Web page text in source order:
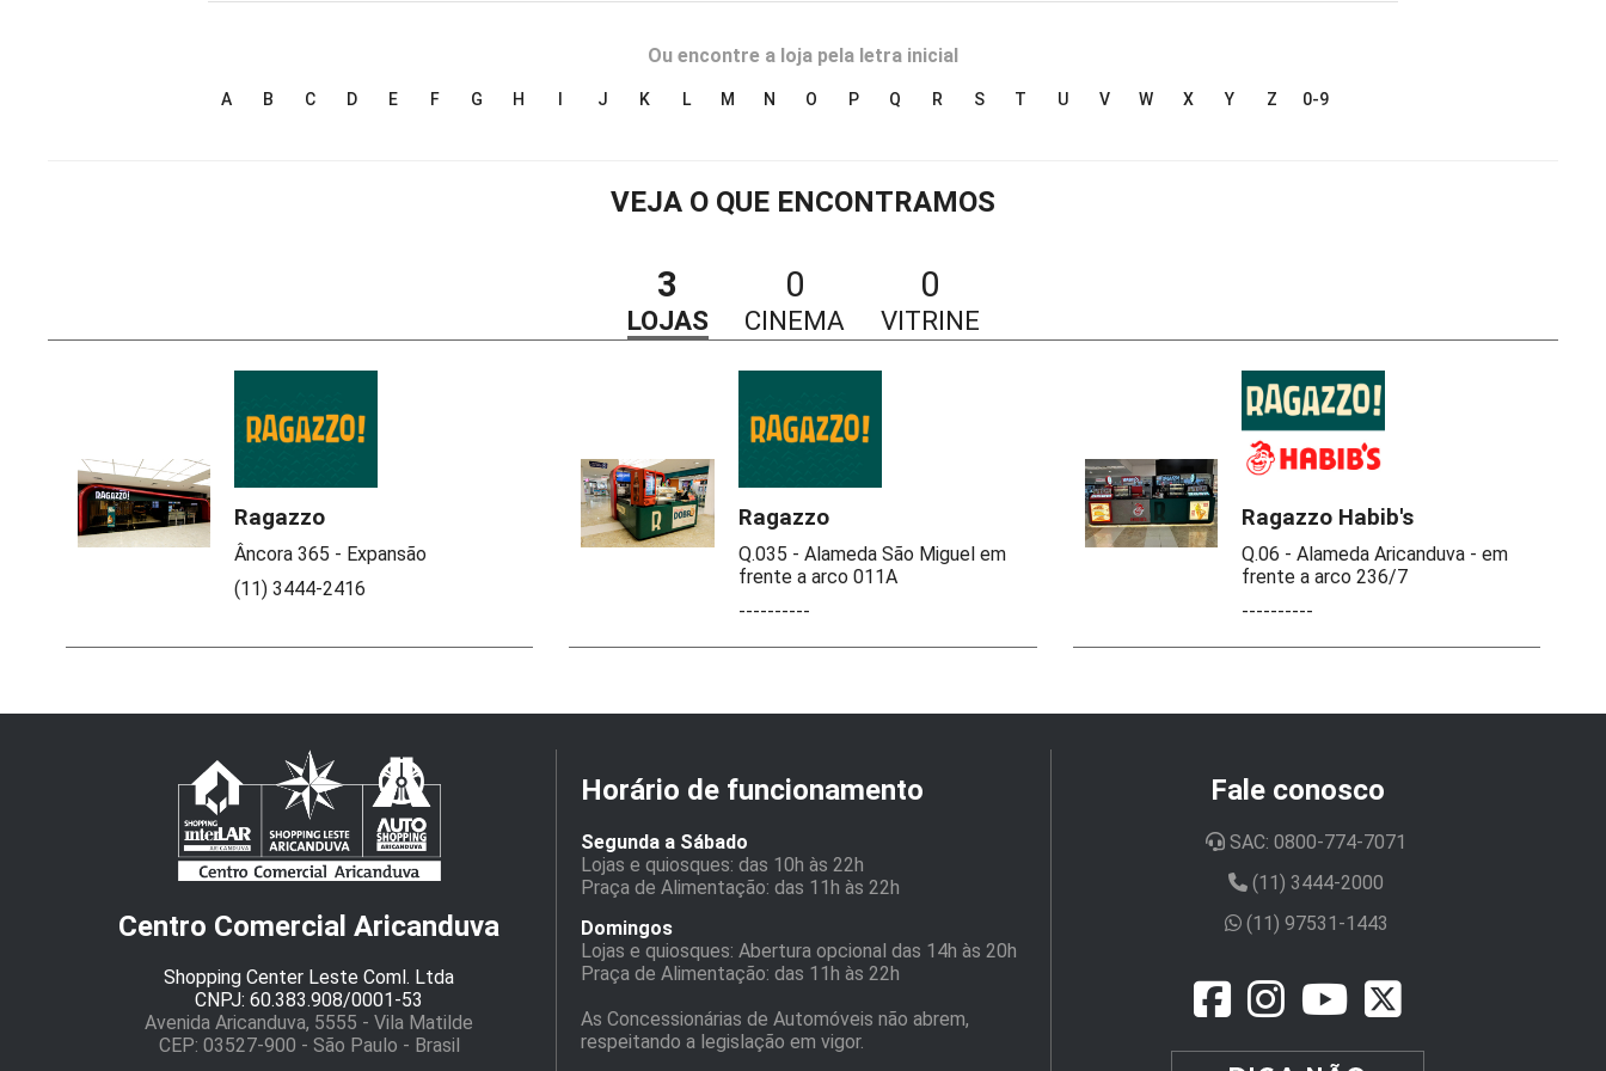
Ou encontre a loja pela letra inicial
A B C D E F G H J K L M N O P Q R S T U V W X Y Z 0-9
VEJA O QUE ENCONTRAMOS
3
LOJAS
0
CINEMA
0
VITRINE
Ragazzo
Âncora 365 - Expansão
(11) 3444-2416
Ragazzo
Q.035 - Alameda São Miguel em
frente a arco 011A
----------
Ragazzo Habib's
Q.06 - Alameda Aricanduva - em
frente a arco 236/7
----------
Centro Comercial Aricanduva
Shopping Center Leste Coml. Ltda
CNPJ: 60.383.908/0001-53
Avenida Aricanduva, 5555 - Vila Matilde
CEP: 03527-900 - São Paulo - Brasil
Horário de funcionamento
Segunda a Sábado
Lojas e quiosques: das 10h às 22h
Praça de Alimentação: das 11h às 22h
Domingos
Lojas e quiosques: Abertura opcional das 14h às 20h
Praça de Alimentação: das 11h às 22h
As Concessionárias de Automóveis não abrem,
respeitando a legislação em vigor.
Fale conosco
SAC: 0800-774-7071
(11) 3444-2000
(11) 97531-1443